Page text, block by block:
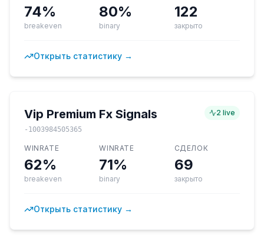
74%
breakeven
80%
binary
122
закрыто
Открыть статистику →
Vip Premium Fx Signals
-1003984505365
2 live
WINRATE
62%
breakeven
WINRATE
71%
binary
СДЕЛОК
69
закрыто
Открыть статистику →